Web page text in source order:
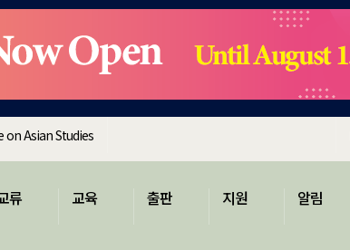
on Asian Studies
류 교육 출판 지원 알림